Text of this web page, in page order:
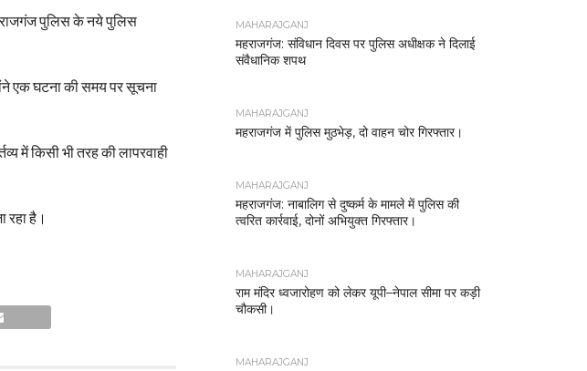
पुलिस के नये पुलिस
एक घटना की समय पर सूचना
में किसी भी तरह की लापरवाही
रहा है।
MAHARAJGANJ
महराजगंज: संविधान दिवस पर पुलिस अधीक्षक ने दिलाई
संवैधानिक शपथ
MAHARAJGANJ
महराजगंज में पुलिस मुठभेड़, दो वाहन चोर गिरफ्तार।
MAHARAJGANJ
महराजगंज: नाबालिग से दुष्कर्म के मामले में पुलिस की
त्वरित कार्रवाई, दोनों अभियुक्त गिरफ्तार।
MAHARAJGANJ
राम मंदिर ध्वजारोहण को लेकर यूपी–नेपाल सीमा पर कड़ी
चौकसी।
MAHARAJGANJ